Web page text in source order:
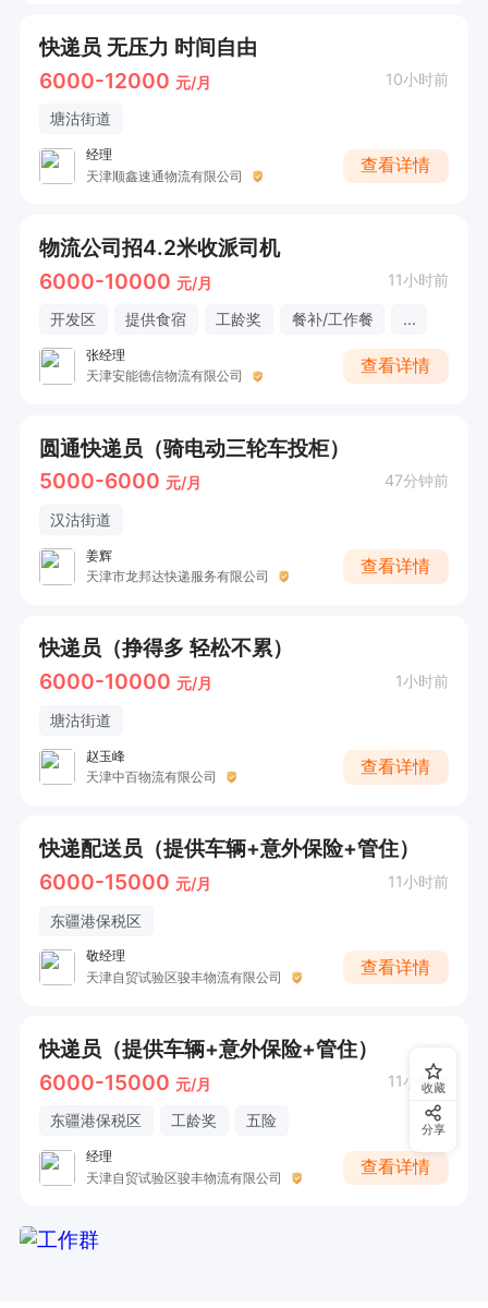
快递员 无压力 时间自由
6000-12000 元/月 10小时前
塘沽街道
经理
天津顺鑫速通物流有限公司
查看详情
物流公司招4.2米收派司机
6000-10000 元/月 11小时前
开发区 提供食宿 工龄奖 餐补/工作餐 ...
张经理
天津安能德信物流有限公司
查看详情
圆通快递员（骑电动三轮车投柜）
5000-6000 元/月 47分钟前
汉沽街道
姜辉
天津市龙邦达快递服务有限公司
查看详情
快递员（挣得多 轻松不累）
6000-10000 元/月 1小时前
塘沽街道
赵玉峰
天津中百物流有限公司
查看详情
快递配送员（提供车辆+意外保险+管住）
6000-15000 元/月 11小时前
东疆港保税区
敬经理
天津自贸试验区骏丰物流有限公司
查看详情
快递员（提供车辆+意外保险+管住）
6000-15000 元/月 11小时前
东疆港保税区 工龄奖 五险
经理
天津自贸试验区骏丰物流有限公司
查看详情
收藏
分享